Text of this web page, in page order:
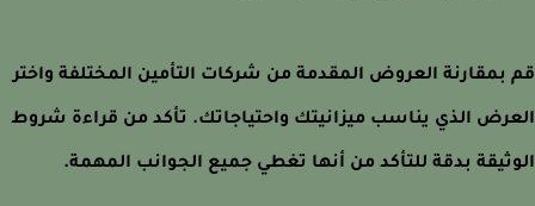
العروض المقدمة من شركات التأمين المختلفة واختر
الذي يناسب ميزانيتك واحتياجاتك. تأكد من قراءة شروط
بدقة للتأكد من أنها تغطي جميع الجوانب المهمة.